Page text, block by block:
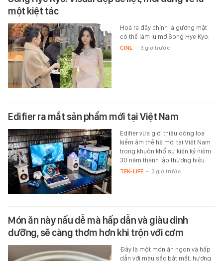
một kiệt tác
Hoá ra đây chính là gương mặt
có thể làm lu mờ Song Hye Kyo.
CINE - 3 giờ trước
Edifier ra mắt sản phẩm mới tại Việt Nam
Edifier vừa giới thiệu dòng loa
kiểm âm thế hệ mới tại Việt Nam
trong khuôn khổ sự kiện kỷ niệm
30 năm thành lập thương hiệu.
TEK-LIFE - 3 giờ trước
Món ăn này nấu dễ mà hấp dẫn và giàu dinh
dưỡng, sẽ càng thơm hơn khi trộn với cơm
Đây là một món ăn ngon và hấp
dẫn với màu sắc bắt mắt, hương